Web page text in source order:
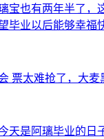
宝也有两年半了
毕业以后能够幸福
票太难抢了，大
天是阿璃毕业的